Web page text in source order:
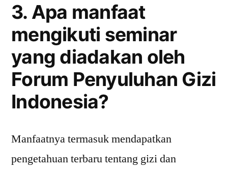
3. Apa manfaat
mengikuti seminar
yang diadakan oleh
Forum Penyuluhan Gizi
Indonesia?
Manfaatnya termasuk mendapatkan
pengetahuan terbaru tentang gizi dan